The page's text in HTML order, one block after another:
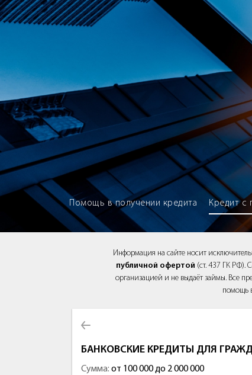
Brokery365 - Рейтинг
Помощь в получении кредита Кредит с
Информация на сайте носит
публичной офертой (ст. 437 ГК РФ).
организацией и не выдаёт займы. Все
помощь
БАНКОВСКИЕ КРЕДИТЫ ДЛЯ
Сумма: от 100 000 до 2 000 000